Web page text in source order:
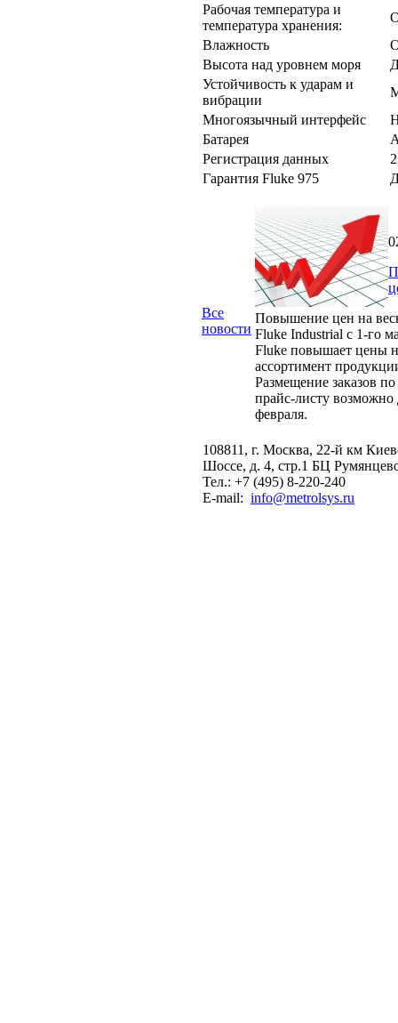
Рабочая температура и
температура хранения:
Влажность
Высота над уровнем моря
Устойчивость к ударам и
вибрации
Многоязычный интерфейс
Батарея
Регистрация данных
Гарантия Fluke 975
Все
новости
Повышение цен на
Fluke Industrial с 1-го
Fluke повышает цены
ассортимент
Размещение заказов
прайс-листу возможно
февраля.
108811, г. Москва, 22-й км
Шоссе, д. 4, стр.1 БЦ
Тел.: +7 (495) 8-220-240
E-mail: info@metrolsys.ru